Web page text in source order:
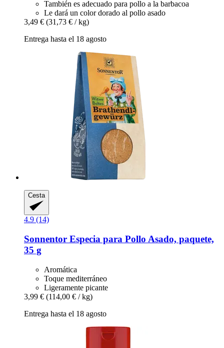
También es adecuado para pollo a la barbacoa
Le dará un color dorado al pollo asado
3,49 € (31,73 € / kg)
Entrega hasta el 18 agosto
Cesta
4.9 (14)
Sonnentor Especia para Pollo Asado, paquete,
35 g
Aromática
Toque mediterráneo
Ligeramente picante
3,99 € (114,00 € / kg)
Entrega hasta el 18 agosto